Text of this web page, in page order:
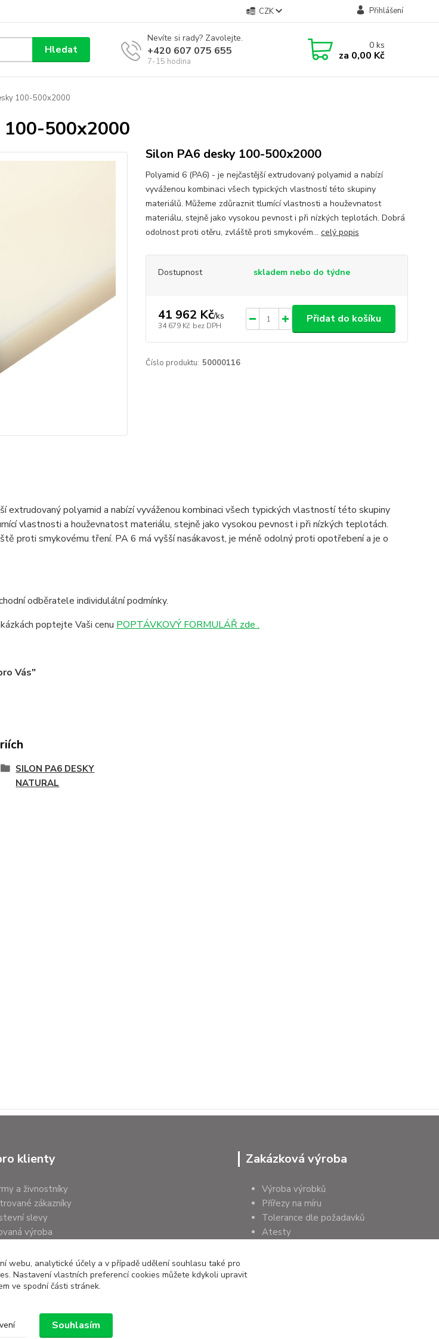
CZK Přihlášení
Hledat
Nevíte si rady? Zavolejte.
+420 607 075 655
7-15 hodina
0ks
za 0,00 Kč
100-500x2000
100-500x2000
Silon PA6 desky 100-500x2000
Polyamid 6 (PA6) - je nejčastější extrudovaný polyamid a nabízí
vyváženou kombinaci všech typických vlastností této skupiny
materiálů. Můžeme zdůraznit tlumící vlastnosti a houževnatost
materiálu, stejně jako vysokou pevnost i při nízkých teplotách. Dobrá
odolnost proti otěru, zvláště proti smykovém... celý popis
Dostupnost skladem nebo do týdne
41 962 Kč/ks
34 679 Kč bez DPH
Přidat do košíku
Číslo produktu: 50000116
extrudovaný polyamid a nabízí vyváženou kombinaci všech typických vlastností této skupiny
vlastnosti a houževnatost materiálu, stejně jako vysokou pevnost i při nízkých teplotách.
proti smykovému tření. PA 6 má vyšší nasákavost, je méně odolný proti opotřebení a je o
odběratele individulální podmínky.
poptejte Vaši cenu POPTÁVKOVÝ FORMULÁŘ zde .
Vás"
SILON PA6 DESKY
NATURAL
klienty
a živnostníky
zákazníky
slevy
výroba
Zakázková výroba
Výroba výrobků
Přířezy na míru
Tolerance dle požadavků
Atesty
webu, analytické účely a v případě udělení souhlasu také pro
Nastavení vlastních preferencí cookies můžete kdykoli upravit
ve spodní části stránek.
Souhlasím